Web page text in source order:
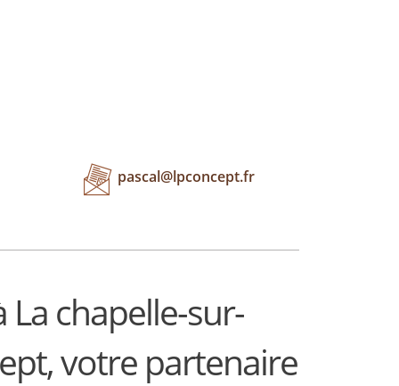
pascal@lpconcept.fr
chapelle-sur-
votre partenaire